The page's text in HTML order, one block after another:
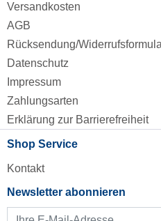
Versandkosten
AGB
Rücksendung/
Datenschutz
Impressum
Zahlungsarten
Erklärung zur Barrierefreiheit
Shop Service
Kontakt
Newsletter abonnieren